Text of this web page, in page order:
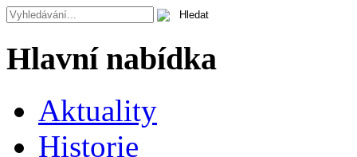
Hlavní nabídka
Aktuality
Historie